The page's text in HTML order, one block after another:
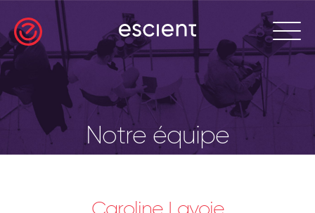
Notre équipe